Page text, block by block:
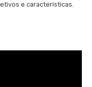
e características.